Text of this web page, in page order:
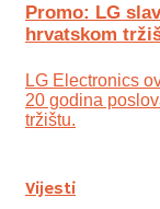
Promo: LG
hrvatskom
LG Electronics
20 godina
tržištu.
Vijesti